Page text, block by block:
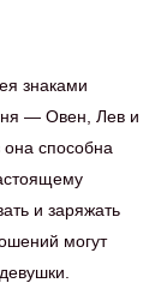
знаками
— Овен, Лев и
способна
и заряжать
могут